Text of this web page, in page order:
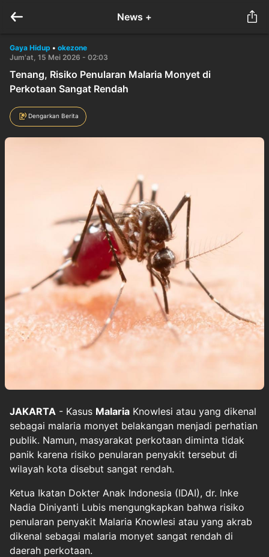
News +
Gaya Hidup • okezone
Jum'at, 15 Mei 2026 - 02:03
Tenang, Risiko Penularan Malaria Monyet di
Perkotaan Sangat Rendah
Dengarkan Berita
JAKARTA - Kasus Malaria Knowlesi atau yang dikenal
sebagai malaria monyet belakangan menjadi perhatian
publik. Namun, masyarakat perkotaan diminta tidak
panik karena risiko penularan penyakit tersebut di
wilayah kota disebut sangat rendah.
Ketua Ikatan Dokter Anak Indonesia (IDAI), dr. Inke
Nadia Diniyanti Lubis mengungkapkan bahwa risiko
penularan penyakit Malaria Knowlesi atau yang akrab
dikenal sebagai malaria monyet sangat rendah di
daerah perkotaan.